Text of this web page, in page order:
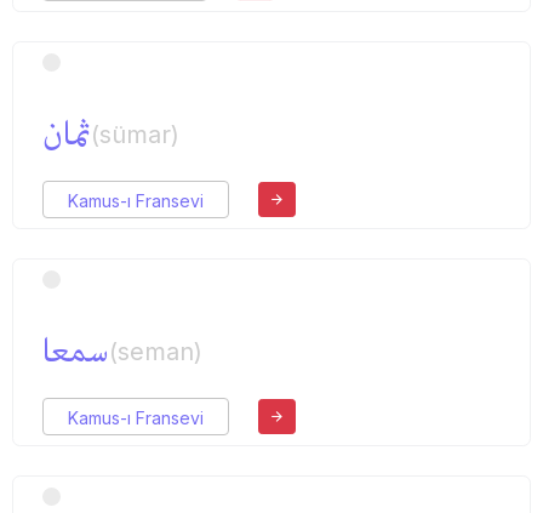
ثمان(sümar)
Kamus-ı Fransevi
سمعا(seman)
Kamus-ı Fransevi